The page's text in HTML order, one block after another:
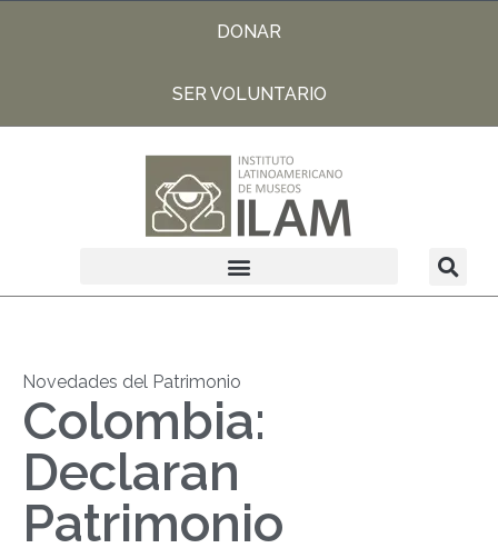
DONAR
SER VOLUNTARIO
Novedades del Patrimonio
Colombia:
Declaran
Patrimonio